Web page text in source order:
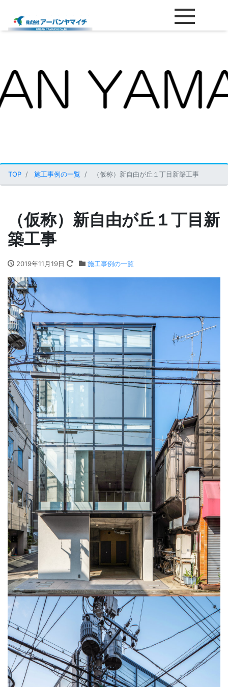
（仮称）新自由が丘１丁目新
TOP 施工事例の一覧 （仮称）新自由が丘１丁目新築工事
（仮称）新自由が丘１丁目新
築工事
2019年11月19日 施工事例の一覧